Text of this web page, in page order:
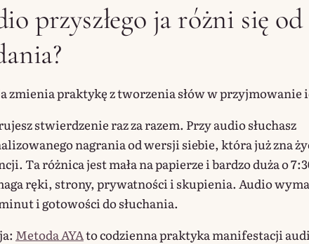
przyszłego ja różni się od
zmienia praktykę z tworzenia słów w przyjmowanie
stwierdzenie raz za razem. Przy audio słuchasz
nagrania od wersji siebie, która już zna
Ta różnica jest mała na papierze i bardzo duża o
ręki, strony, prywatności i skupienia. Audio
i gotowości do słuchania.
Metoda AYAto codzienna praktyka manifestacji